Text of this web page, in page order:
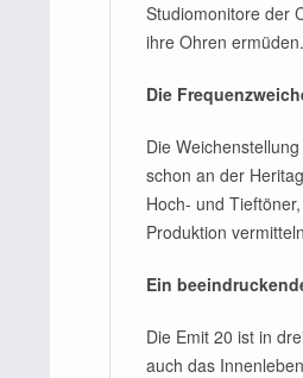
Studiomonitore der
ihre Ohren ermüden.
Die
Die
schon an der
Hoch- und
Produktion
Ein
Die Emit 20 ist in
auch das